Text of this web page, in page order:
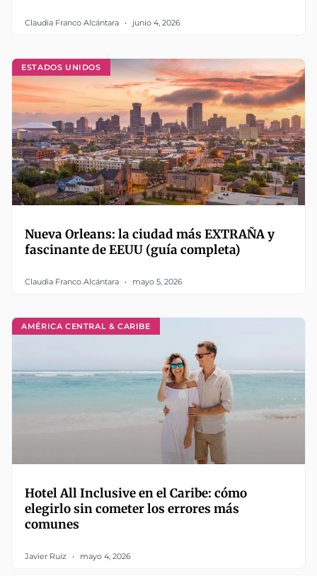
Claudia Franco Alcántara junio 4, 2026
ESTADOS UNIDOS
Nueva Orleans: la ciudad más EXTRAÑA y
fascinante de EEUU (guía completa)
Claudia Franco Alcántara mayo 5, 2026
AMÉRICA CENTRAL & CARIBE
Hotel All Inclusive en el Caribe: cómo
elegirlo sin cometer los errores más
comunes
Javier Ruiz mayo 4, 2026